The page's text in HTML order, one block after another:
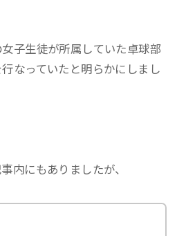
子生徒が所属していた卓球部
なっていたと明らかにしまし
内にもありましたが、